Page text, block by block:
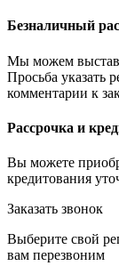
Безналичный
Мы можем
Просьба указать
комментарии к
Рассрочка и
Вы можете
кредитования
Заказать звонок
Выберите свой
вам перезвоним